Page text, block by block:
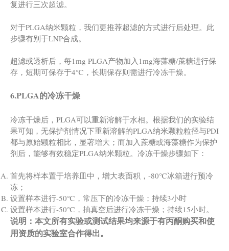
复进行三次超滤。
对于PLGA纳米颗粒，我们更推荐超滤的方式进行后处理。此
步骤有别于LNP合成。
超滤或透析后，每1mg PLGA产物加入1mg海藻糖/蔗糖进行保
存，短期可保存于4℃，长期保存则需进行冷冻干燥。
6.PLGA的冷冻干燥
冷冻干燥后，PLGA可以重新溶解于水相。根据我们的实验结
果可知，无保护剂情况下重新溶解的PLGA纳米颗粒粒径与PDI
都与原始颗粒相比，显著增大；而加入蔗糖或海藻糖作为保护
剂后，能够有效稳定PLGA纳米颗粒。冷冻干燥步骤如下：
首先将样本置于培养皿中，增大表面积，-80℃冰箱进行预冷
冻；
设置样本进行-50℃，常压下的冷冻干燥；持续3小时
设置样本进行-50℃，抽真空后进行冷冻干燥；持续15小时。
说明：本文所有实验或测试结果均来源于有丙酮购买和使
用资质的实验室合作得出。